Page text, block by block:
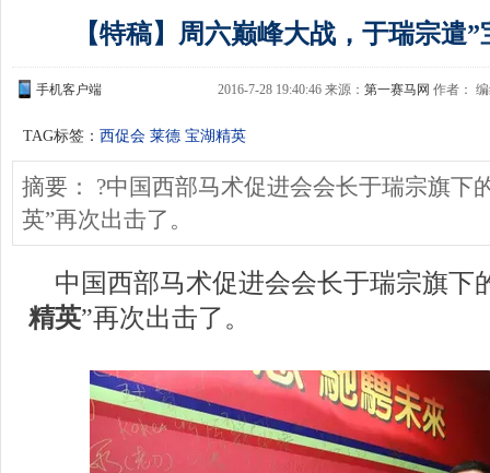
【特稿】周六巅峰大战，于瑞宗遣
手机客户端 2016-7-28 19:40:46 来源：第一赛马网 作者：
TAG标签： 西促会 莱德 宝湖精英
摘要： ?中国西部马术促进会会长于瑞宗旗下
英”再次出击了。
中国西部马术促进会会长于瑞宗旗下
精英”再次出击了。